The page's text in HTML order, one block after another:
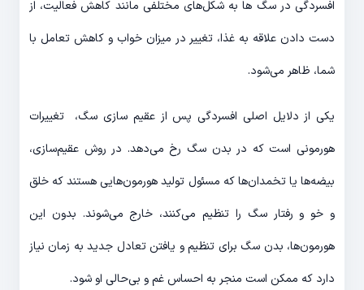
افسردگی در سگ ها به شکل‌های مختلفی مانند کاهش فعالیت، از
دست دادن علاقه به غذا، تغییر در میزان خواب و کاهش تعامل با
شما، ظاهر می‌شود.
یکی از دلایل اصلی افسردگی پس از عقیم سازی سگ، تغییرات
هورمونی است که در بدن سگ رخ می‌دهد. در روش عقیم‌سازی،
بیضه‌ها یا تخمدان‌ها که مسئول تولید هورمون‌هایی هستند که خلق
و خو و رفتار سگ را تنظیم می‌کنند، خارج می‌شوند. بدون این
هورمون‌ها، بدن سگ برای تنظیم و یافتن تعادل جدید به زمان نیاز
دارد که ممکن است منجر به احساس غم و بی‌حالی او شود.